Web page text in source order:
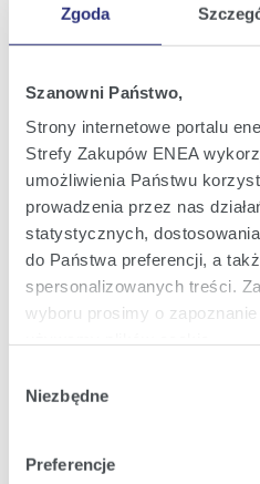
Zgoda
Szanowni Państwo,
Strony internetowe portalu
Strefy Zakupów ENEA
umożliwienia Państwu
prowadzenia przez nas
statystycznych,
do Państwa preferencji, a
spersonalizowanych treści.
wyboru prosimy o
Szczegółowe informacje na
zgody
Niezbędne
Preferencje
Oferta dla domu
Oferta dla Małych firm
Oferta dla Biznesu
Zielona energia Dla domu
Zielona energia dla Małych firm
Instytucje publiczne
eBOK